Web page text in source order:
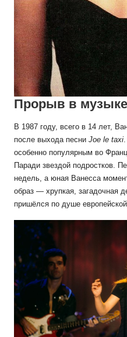
Прорыв в
В 1987 году, всего в 14 лет,
после выхода песни Joe le taxi
особенно популярным во
Паради звездой подростков.
недель, а юная Ванесса
образ — хрупкая, загадочная
пришёлся по душе европейской